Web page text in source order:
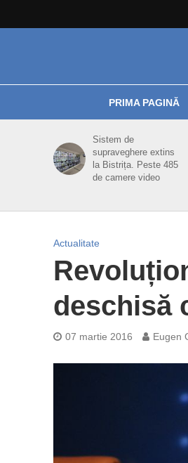
PRIMA PAGINĂ
Sistem de
supraveghere extins
la Bistrița. Peste 485
de camere video
Actualitate
deschisă
07 martie 2016 Eugen